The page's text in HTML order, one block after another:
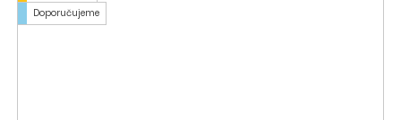
Doporučujeme